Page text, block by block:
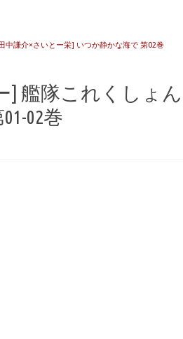
中謙介×さいとー栄] いつか静かな海で 第02巻
] 艦隊これくしょ
02巻